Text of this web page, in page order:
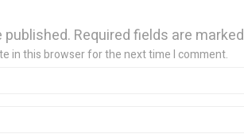
published. Required fields are marked
in this browser for the next time I comment.